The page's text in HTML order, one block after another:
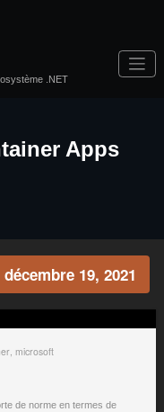
.NET
Apps
décembre 19, 2021
, microsoft
de norme en termes de